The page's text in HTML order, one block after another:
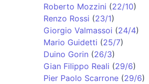
Roberto Mozzini (22/10)
Renzo Rossi (23/1)
Giorgio Valmassoi (24/4)
Mario Guidetti (25/7)
Duino Gorin (26/3)
Gian Filippo Reali (29/6)
Pier Paolo Scarrone(29/6)